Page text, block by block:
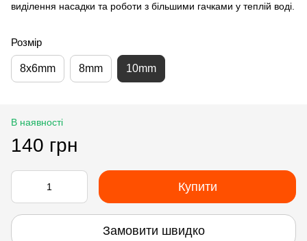
виділення насадки та роботи з більшими гачками у теплій воді.
Розмір
8x6mm 8mm 10mm
В наявності
140 грн
Купити
Замовити швидко